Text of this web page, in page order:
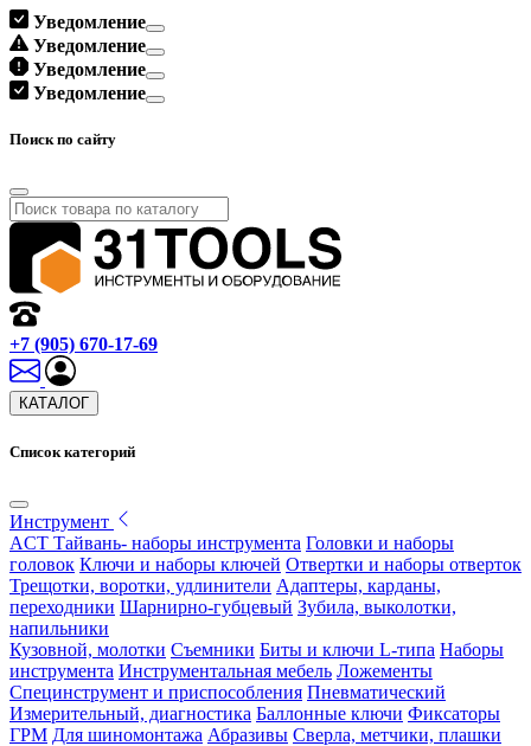
Уведомление
Уведомление
Уведомление
Уведомление
Поиск по сайту
+7 (905) 670-17-69
КАТАЛОГ
Список категорий
Инструмент
ACT Тайвань- наборы инструмента Головки и наборы
головок Ключи и наборы ключей Отвертки и наборы отверток
Трещотки, воротки, удлинители Адаптеры, карданы,
переходники Шарнирно-губцевый Зубила, выколотки,
напильники
Кузовной, молотки Съемники Биты и ключи L-типа Наборы
инструмента Инструментальная мебель Ложементы
Специнструмент и приспособления Пневматический
Измерительный, диагностика Баллонные ключи Фиксаторы
ГРМ Для шиномонтажа Абразивы Сверла, метчики, плашки